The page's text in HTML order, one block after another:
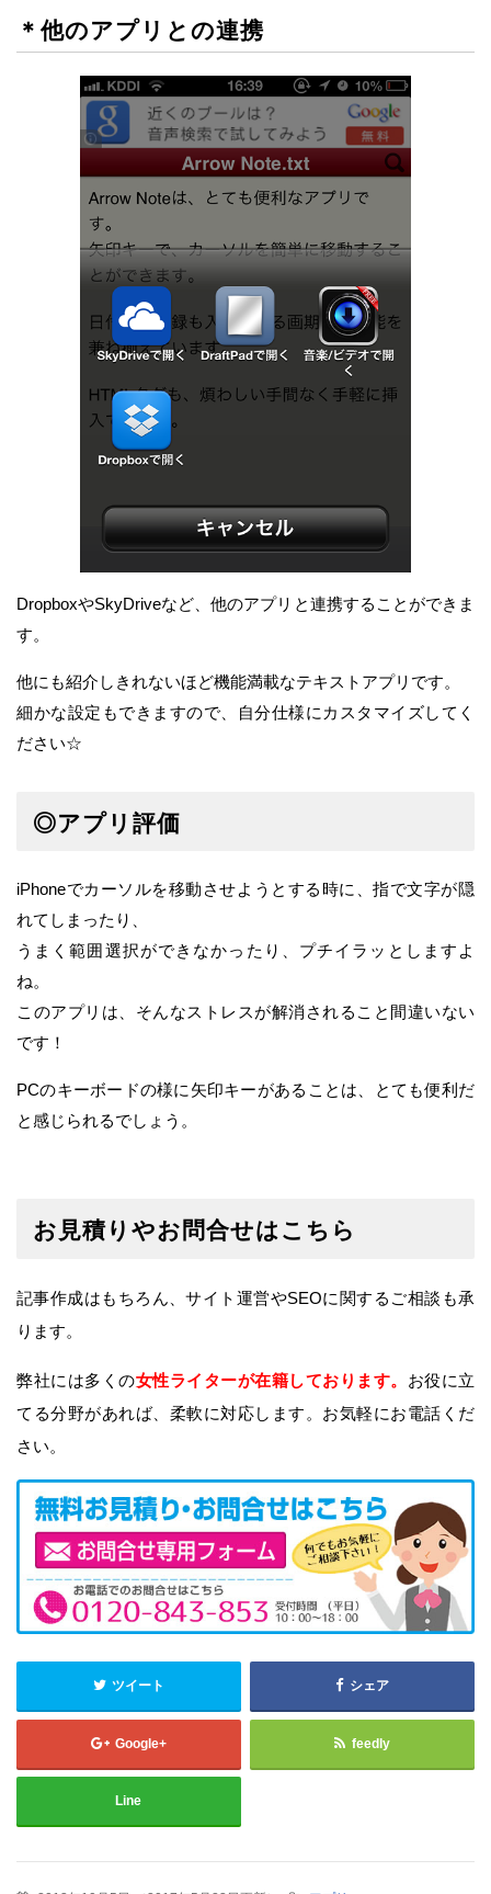
＊他のアプリとの連携
DropboxやSkyDriveなど、他のアプリと連携することができま
す。
他にも紹介しきれないほど機能満載なテキストアプリです。
細かな設定もできますので、自分仕様にカスタマイズしてく
ださい☆
◎アプリ評価
iPhoneでカーソルを移動させようとする時に、指で文字が隠
れてしまったり、
うまく範囲選択ができなかったり、プチイラッとしますよ
ね。
このアプリは、そんなストレスが解消されること間違いない
です！
PCのキーボードの様に矢印キーがあることは、とても便利だ
と感じられるでしょう。
お見積りやお問合せはこちら
記事作成はもちろん、サイト運営やSEOに関するご相談も承
ります。
弊社には多くの女性ライターが在籍しております。 お役に立
てる分野があれば、 柔軟に対応します。お気軽にお電話くだ
さい。
ツイート シェア
Google+ feedly
Line